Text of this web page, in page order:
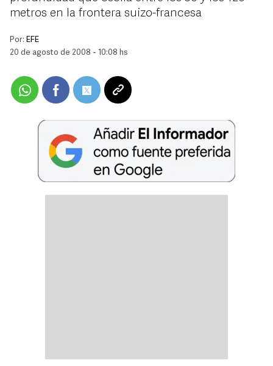
metros en la frontera suizo-francesa
Por: EFE
20 de agosto de 2008 - 10:08 hs